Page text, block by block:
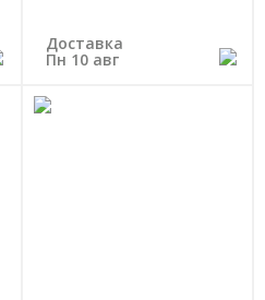
Доставка
Пн 10 авг